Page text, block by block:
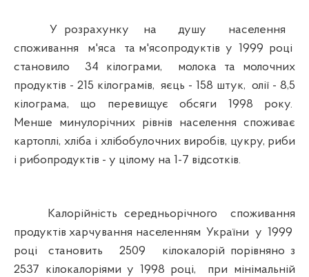
У розрахунку на душу населення
споживання м'яса та м'ясопродуктів у 1999 році
становило 34 кілограми, молока та молочних
продуктів - 215 кілограмів, яєць - 158 штук, олії - 8,5
кілограма, що перевищує обсяги 1998 року.
Менше минулорічних рівнів населення споживає
картоплі, хліба і хлібобулочних виробів, цукру, риби
і рибопродуктів - у цілому на 1-7 відсотків.
Калорійність середньорічного споживання
продуктів харчування населенням України у 1999
році становить 2509 кілокалорій порівняно з
2537 кілокалоріями у 1998 році, при мінімальній